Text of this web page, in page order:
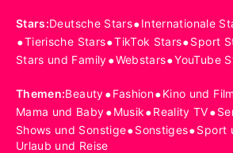
Stars:Deutsche Stars•Internationale
•Tierische Stars•TikTok Stars•Sport
Stars und Family•Webstars•YouTube
Themen:Beauty•Fashion•Kino und Film
Mama und Baby•Musik•Reality TV•
Shows und Sonstige•Sonstiges•Sport
Urlaub und Reise